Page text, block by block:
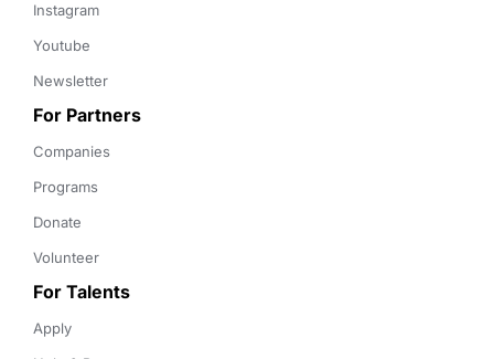
Instagram
Youtube
Newsletter
For Partners
Companies
Programs
Donate
Volunteer
For Talents
Apply